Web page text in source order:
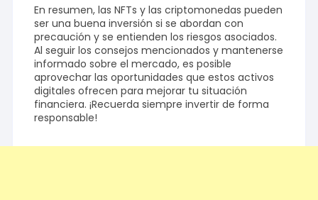
En resumen, las NFTs y las criptomonedas pueden
ser una buena inversión si se abordan con
precaución y se entienden los riesgos asociados.
Al seguir los consejos mencionados y mantenerse
informado sobre el mercado, es posible
aprovechar las oportunidades que estos activos
digitales ofrecen para mejorar tu situación
financiera. ¡Recuerda siempre invertir de forma
responsable!